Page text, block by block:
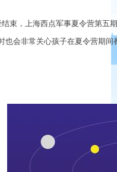
，上海西点军事夏令营第五期
也会非常关心孩子在夏令营期